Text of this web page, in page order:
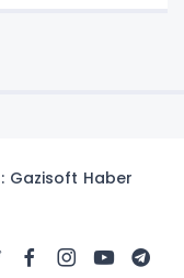
Gazisoft Haber